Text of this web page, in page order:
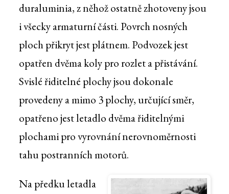
duraluminia, z něhož ostatně zhotoveny jsou
i všecky armaturní části. Povrch nosných
ploch přikryt jest plátnem. Podvozek jest
opatřen dvěma koly pro rozlet a přistávání.
Svislé řiditelné plochy jsou dokonale
provedeny a mimo 3 plochy, určující směr,
opatřeno jest letadlo dvěma řiditelnými
plochami pro vyrovnání nerovnoměrnosti
tahu postranních motorů.
Na předku letadla